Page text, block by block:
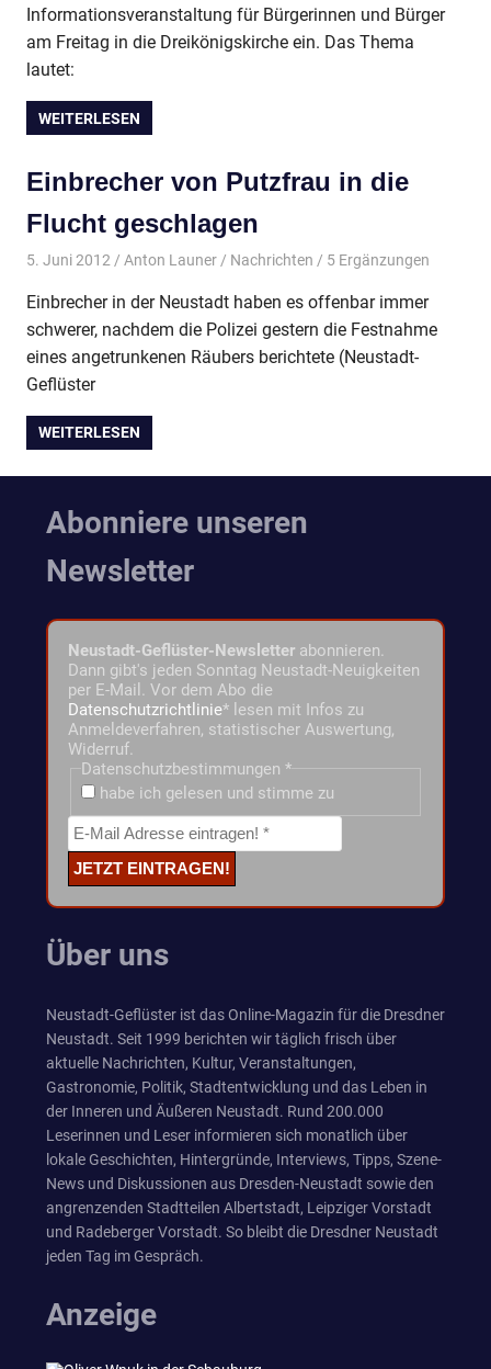
Informationsveranstaltung für Bürgerinnen und Bürger
am Freitag in die Dreikönigskirche ein. Das Thema
lautet:
WEITERLESEN
Einbrecher von Putzfrau in die
Flucht geschlagen
5. Juni 2012 Anton Launer Nachrichten / 5 Ergänzungen
Einbrecher in der Neustadt haben es offenbar immer
schwerer, nachdem die Polizei gestern die Festnahme
eines angetrunkenen Räubers berichtete (Neustadt-
Geflüster
WEITERLESEN
Abonniere unseren
Newsletter
Neustadt-Geflüster-Newsletter abonnieren.
Dann gibt's jeden Sonntag Neustadt-Neuigkeiten
per E-Mail. Vor dem Abo die
Datenschutzrichtlinie* lesen mit Infos zu
Anmeldeverfahren, statistischer Auswertung,
Widerruf.
Datenschutzbestimmungen *
habe ich gelesen und stimme zu
Über uns
Neustadt-Geflüster ist das Online-Magazin für die Dresdner
Neustadt. Seit 1999 berichten wir täglich frisch über
aktuelle Nachrichten, Kultur, Veranstaltungen,
Gastronomie, Politik, Stadtentwicklung und das Leben in
der Inneren und Äußeren Neustadt. Rund 200.000
Leserinnen und Leser informieren sich monatlich über
lokale Geschichten, Hintergründe, Interviews, Tipps, Szene-
News und Diskussionen aus Dresden-Neustadt sowie den
angrenzenden Stadtteilen Albertstadt, Leipziger Vorstadt
und Radeberger Vorstadt. So bleibt die Dresdner Neustadt
jeden Tag im Gespräch.
Anzeige